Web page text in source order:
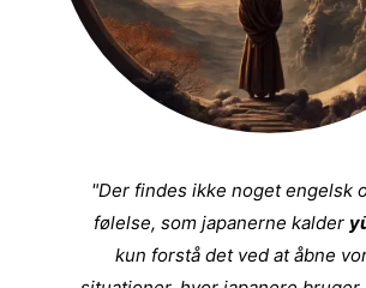
"Der findes ikke noget engelsk
følelse, som japanerne kalder
kun forstå det ved at åbne